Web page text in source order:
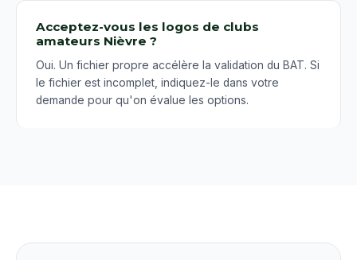
Acceptez-vous les logos de clubs
amateurs Nièvre ?
Oui. Un fichier propre accélère la validation du BAT. Si
le fichier est incomplet, indiquez-le dans votre
demande pour qu'on évalue les options.